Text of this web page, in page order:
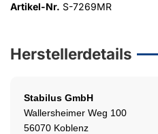
Artikel-Nr. S-7269MR
Herstellerdetails
Stabilus GmbH
Wallersheimer Weg 100
56070 Koblenz